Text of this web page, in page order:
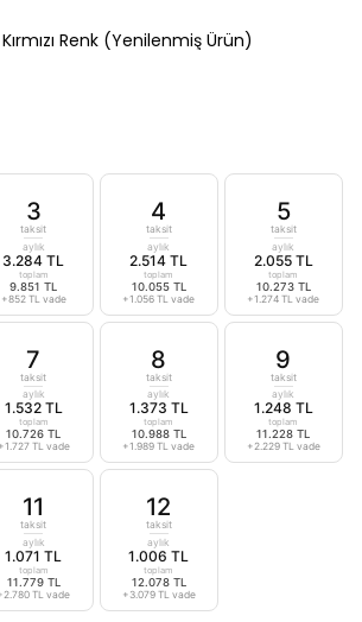
Renk (Yenilenmiş Ürün)
3
taksit
aylık
3.284 TL
toplam
9.851 TL
+852 TL vade
4
taksit
aylık
2.514 TL
toplam
10.055 TL
+1.056 TL vade
5
taksit
aylık
2.055 TL
toplam
10.273 TL
+1.274 TL vade
7
taksit
aylık
1.532 TL
toplam
10.726 TL
+1.727 TL vade
8
taksit
aylık
1.373 TL
toplam
10.988 TL
+1.989 TL vade
9
taksit
aylık
1.248 TL
toplam
11.228 TL
+2.229 TL vade
11
taksit
aylık
1.071 TL
toplam
11.779 TL
TL vade
12
taksit
aylık
1.006 TL
toplam
12.078 TL
+3.079 TL vade